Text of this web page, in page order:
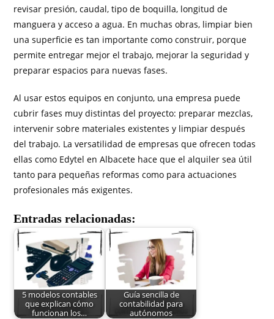
revisar presión, caudal, tipo de boquilla, longitud de
manguera y acceso a agua. En muchas obras, limpiar bien
una superficie es tan importante como construir, porque
permite entregar mejor el trabajo, mejorar la seguridad y
preparar espacios para nuevas fases.
Al usar estos equipos en conjunto, una empresa puede
cubrir fases muy distintas del proyecto: preparar mezclas,
intervenir sobre materiales existentes y limpiar después
del trabajo. La versatilidad de empresas que ofrecen todas
ellas como Edytel en Albacete hace que el alquiler sea útil
tanto para pequeñas reformas como para actuaciones
profesionales más exigentes.
Entradas relacionadas:
5 modelos contables
que explican cómo
funcionan los…
Guía sencilla de
contabilidad para
autónomos